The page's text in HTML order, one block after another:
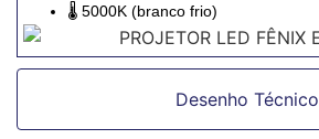
Desenho Técnico
🌡️ 5000K (branco frio)